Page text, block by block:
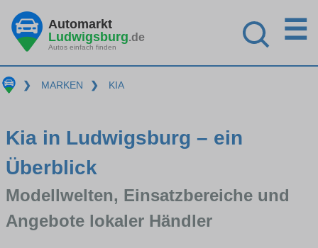
Automarkt
Ludwigsburg.de
Autos einfach finden
☰
❯ MARKEN ❯ KIA
Kia in Ludwigsburg – ein
Überblick
Modellwelten, Einsatzbereiche und
Angebote lokaler Händler